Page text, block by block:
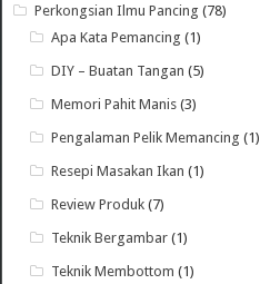
Perkongsian Ilmu Pancing (78)
Apa Kata Pemancing (1)
DIY – Buatan Tangan (5)
Memori Pahit Manis (3)
Pengalaman Pelik Memancing (1)
Resepi Masakan Ikan (1)
Review Produk (7)
Teknik Bergambar (1)
Teknik Membottom (1)